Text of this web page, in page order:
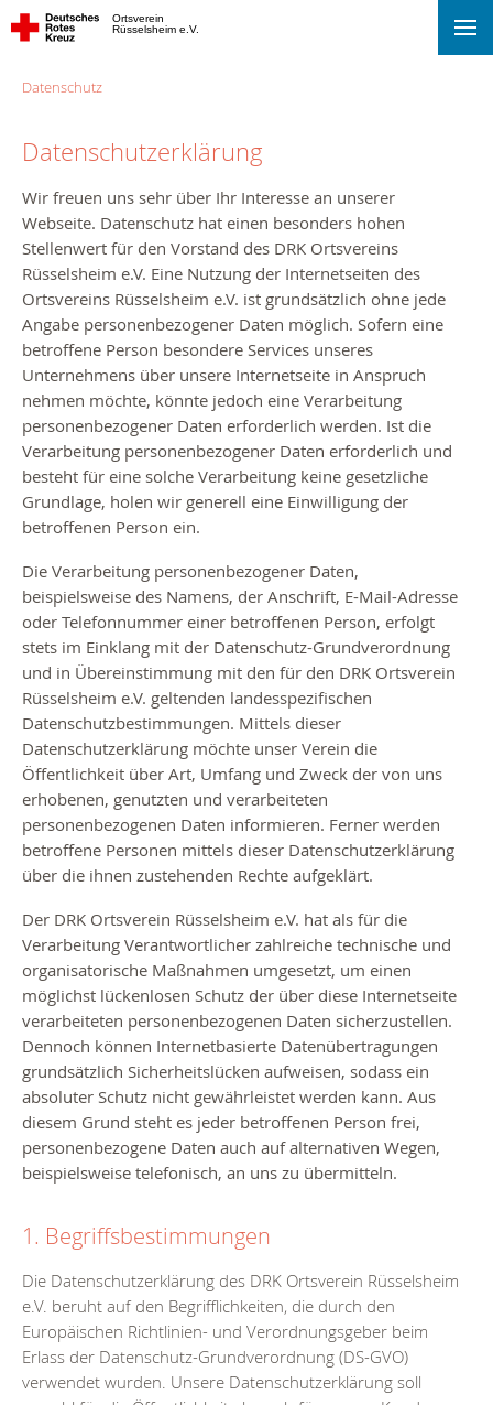
Ortsverein
Rüsselsheim e.V.
Datenschutz
Datenschutzerklärung
Wir freuen uns sehr über Ihr Interesse an unserer
Webseite. Datenschutz hat einen besonders hohen
Stellenwert für den Vorstand des DRK Ortsvereins
Rüsselsheim e.V. Eine Nutzung der Internetseiten des
Ortsvereins Rüsselsheim e.V. ist grundsätzlich ohne jede
Angabe personenbezogener Daten möglich. Sofern eine
betroffene Person besondere Services unseres
Unternehmens über unsere Internetseite in Anspruch
nehmen möchte, könnte jedoch eine Verarbeitung
personenbezogener Daten erforderlich werden. Ist die
Verarbeitung personenbezogener Daten erforderlich und
besteht für eine solche Verarbeitung keine gesetzliche
Grundlage, holen wir generell eine Einwilligung der
betroffenen Person ein.
Die Verarbeitung personenbezogener Daten,
beispielsweise des Namens, der Anschrift, E-Mail-Adresse
oder Telefonnummer einer betroffenen Person, erfolgt
stets im Einklang mit der Datenschutz-Grundverordnung
und in Übereinstimmung mit den für den DRK Ortsverein
Rüsselsheim e.V. geltenden landesspezifischen
Datenschutzbestimmungen. Mittels dieser
Datenschutzerklärung möchte unser Verein die
Öffentlichkeit über Art, Umfang und Zweck der von uns
erhobenen, genutzten und verarbeiteten
personenbezogenen Daten informieren. Ferner werden
betroffene Personen mittels dieser Datenschutzerklärung
über die ihnen zustehenden Rechte aufgeklärt.
Der DRK Ortsverein Rüsselsheim e.V. hat als für die
Verarbeitung Verantwortlicher zahlreiche technische und
organisatorische Maßnahmen umgesetzt, um einen
möglichst lückenlosen Schutz der über diese Internetseite
verarbeiteten personenbezogenen Daten sicherzustellen.
Dennoch können Internetbasierte Datenübertragungen
grundsätzlich Sicherheitslücken aufweisen, sodass ein
absoluter Schutz nicht gewährleistet werden kann. Aus
diesem Grund steht es jeder betroffenen Person frei,
personenbezogene Daten auch auf alternativen Wegen,
beispielsweise telefonisch, an uns zu übermitteln.
1. Begriffsbestimmungen
Die Datenschutzerklärung des DRK Ortsverein Rüsselsheim
e.V. beruht auf den Begrifflichkeiten, die durch den
Europäischen Richtlinien- und Verordnungsgeber beim
Erlass der Datenschutz-Grundverordnung (DS-GVO)
verwendet wurden. Unsere Datenschutzerklärung soll